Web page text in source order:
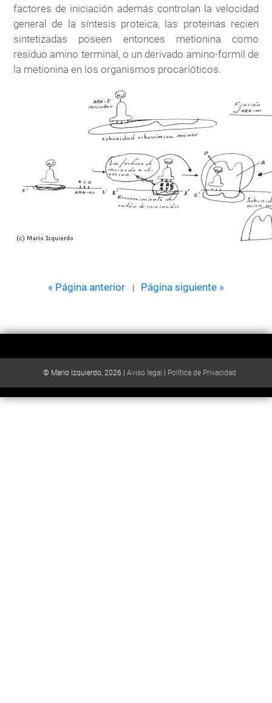
factores de iniciación además controlan la velocidad
general de la síntesis proteica, las proteinas recien
sintetizadas poseen entonces metionina como
residuo amino terminal, o un derivado amino-formil de
la metionina en los organismos procarióticos.
« Página anterior | Página siguiente »
© Mario Izquierdo, 2026 | Aviso legal Política de Privacidad